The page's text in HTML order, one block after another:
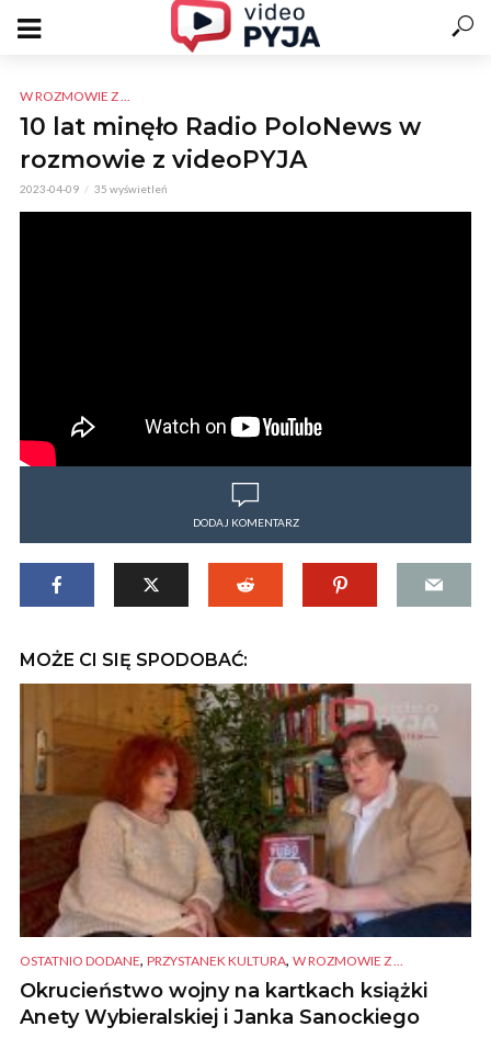
W ROZMOWIE Z ...
10 lat minęło Radio PoloNews w
rozmowie z videoPYJA
2023-04-09 35 wyświetleń
DODAJ KOMENTARZ
MOŻE CI SIĘ SPODOBAĆ:
OSTATNIO DODANE, PRZYSTANEK KULTURA, W ROZMOWIE Z ...
Okrucieństwo wojny na kartkach książki
Anety Wybieralskiej i Janka Sanockiego